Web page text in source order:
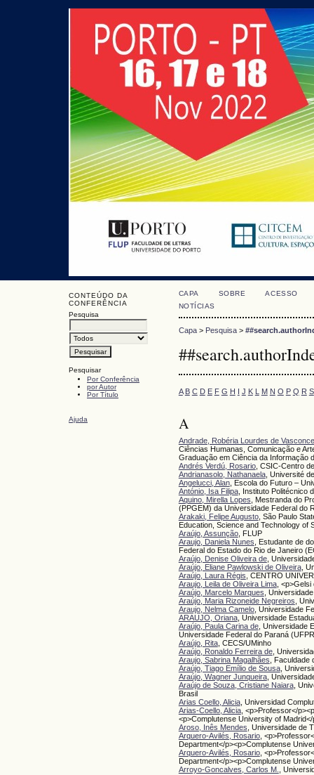
CONTEÚDO DA
CONFERÊNCIA
Pesquisa
Pesquisar
Por Conferência
por Autor
Por Título
Ajuda
CAPA SOBRE
ACESSO
NOTÍCIAS
Capa> Pesquisa>
A B C D E F G H I J K L M N O P Q R S
A
Andrade, Robéria Lourdes de
Ciências Humanas, Comunicação e
Graduação em Ciência da Informação
Andrés Verdú, Rosario, CSIC-Centro
Andrianasolo, Nathanaela, Université
Angelucci, Alan, Escola do Futuro –
António, Isa Filipa, Instituto Politécnico
Aquino, Mirella Lopes , Mestranda do
(PPGEM) da Universidade Federal do
Arakaki, Felipe Augusto, São Paulo
Education, Science and Technology of
Araújo, Assunção, FLUP
Araujo, Daniela Nunes , Estudante de
Federal do Estado do Rio de Janeiro
Araújo, Denise Oliveira de,
Araújo, Eliane Pawlowski de Oliveira,
Araújo, Laura Régis , CENTRO
Araujo, Leila de Oliveira Lima, <p>Gelsi
Araújo, Marcelo Marques ,
Araújo, Maria Rizoneide Negreiros ,
Araujo, Nelma Camelo, Universidade
ARAUJO, Oriana, Universidade
Araújo, Paula Carina de, Universidade
Universidade Federal do Paraná
Araújo, Rita, CECS/UMinho
Araújo, Ronaldo Ferreira de,
Araujo, Sabrina Magalhães ,
Araújo, Tiago Emílio de Sousa,
Araújo, Wagner Junqueira,
Araújo de Souza, Cristiane Naiara,
Brasil
Arias Coello, Alicia, Universidad
Arias-Coello, Alicia, <p>Professor</
<p>Complutense University of Madrid</
Aroso, Inês Mendes , Universidade de
Arquero-Avilés, Rosario,
Department</p><p>Complutense
Arquero-Avilés, Rosario,
Department</p><p>Complutense
Arroyo-Goncalves, Carlos M.
,